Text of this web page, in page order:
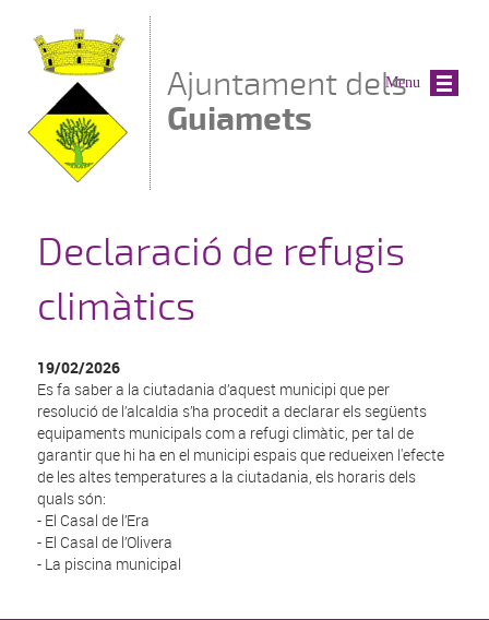
Ajuntament dels
Guiamets
Declaració de refugis
climàtics
19/02/2026
Es fa saber a la ciutadania d’aquest municipi que per
resolució de l’alcaldia s’ha procedit a declarar els següents
equipaments municipals com a refugi climàtic, per tal de
garantir que hi ha en el municipi espais que redueixen l'efecte
de les altes temperatures a la ciutadania, els horaris dels
quals són:
- El Casal de l’Era
- El Casal de l’Olivera
- La piscina municipal
Menu